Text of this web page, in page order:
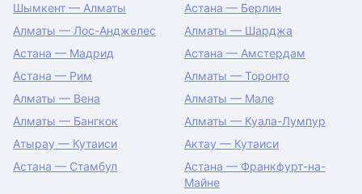
Шымкент — Алматы
Астана — Берлин
Алматы — Лос-Анджелес
Алматы — Шарджа
Астана — Мадрид
Астана — Амстердам
Астана — Рим
Алматы — Торонто
Алматы — Вена
Алматы — Мале
Алматы — Бангкок
Алматы — Куала-Лумпур
Атырау — Кутаиси
Актау — Кутаиси
Астана — Стамбул
Астана — Франкфурт-на-
Майне